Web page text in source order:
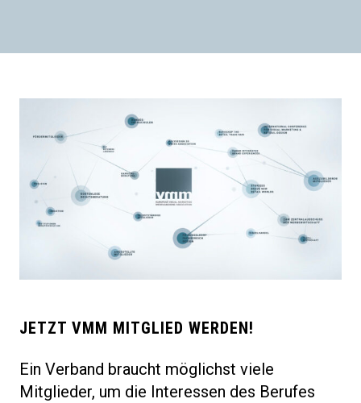
JETZT VMM MITGLIED WERDEN!
Ein Verband braucht möglichst viele
Mitglieder, um die Interessen des Berufes